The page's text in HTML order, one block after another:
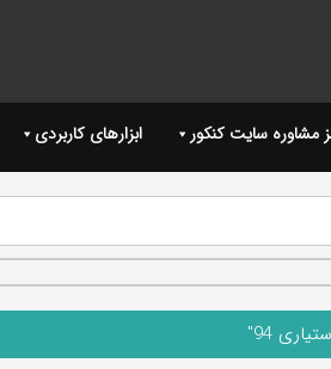
مشاوره سایت کنکور ابزارهای کاربردی
94"